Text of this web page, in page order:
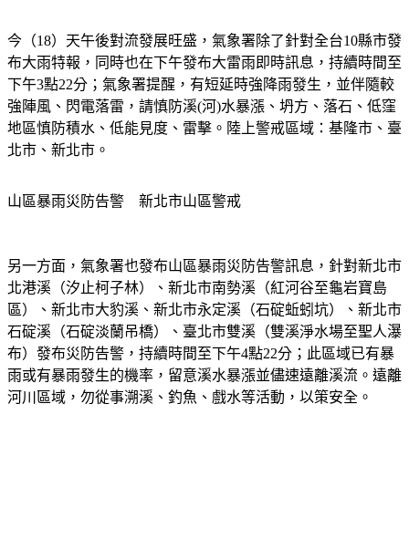
今（18）天午後對流發展旺盛，氣象署除了針對全台10縣市發
布大雨特報，同時也在下午發布大雷雨即時訊息，持續時間至
下午3點22分；氣象署提醒，有短延時強降雨發生，並伴隨較
強陣風、閃電落雷，請慎防溪(河)水暴漲、坍方、落石、低窪
地區慎防積水、低能見度、雷擊。陸上警戒區域：基隆市、臺
另一方面，氣象署也發布山區暴雨災防告警訊息，針對新北市
北港溪（汐止柯子林）、新北市南勢溪（紅河谷至龜岩寶島
區）、新北市大豹溪、新北市永定溪（石碇蚯蚓坑）、新北市
石碇溪（石碇淡蘭吊橋）、臺北市雙溪（雙溪淨水場至聖人瀑
布）發布災防告警，持續時間至下午4點22分；此區域已有暴
雨或有暴雨發生的機率，留意溪水暴漲並儘速遠離溪流。遠離